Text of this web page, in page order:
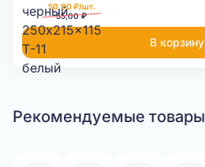
50,00 ₽/шт.
55,00 ₽
В корзину
Рекомендуемые товары